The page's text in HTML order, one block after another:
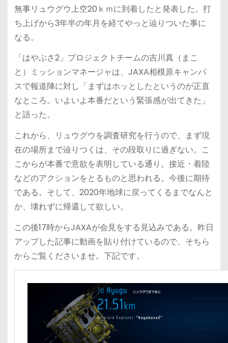
無事リュウグウ上空20ｋｍに到着したと発表した。打
ち上げから3年半の年月を経てやっと辿りついた事に
なる。
「はやぶさ2」プロジェクトチームの吉川真（まこ
と）ミッションマネージャは、JAXA相模原キャンパ
スで報道陣に対し「まずはホッとしたというのが正直
なところ。いよいよ本番だという緊張感が出てきた」
と語った。
これから、リュウグウを調査研究を行うので、まず現
在の場所まで辿りつくは、その段取りに過ぎない。こ
こからが本番で意欲を表明している通り。接近・着陸
などのアクションをとるものと思われる。今後に期待
である。そして、2020年地球に戻ってくるまでなんと
か、壊れずに帰還して欲しい。
この後17時からJAXAが会見をする見込みである。昨日
アップした記事に動画を貼り付けているので、そちら
からご覧くださいませ。下記です。